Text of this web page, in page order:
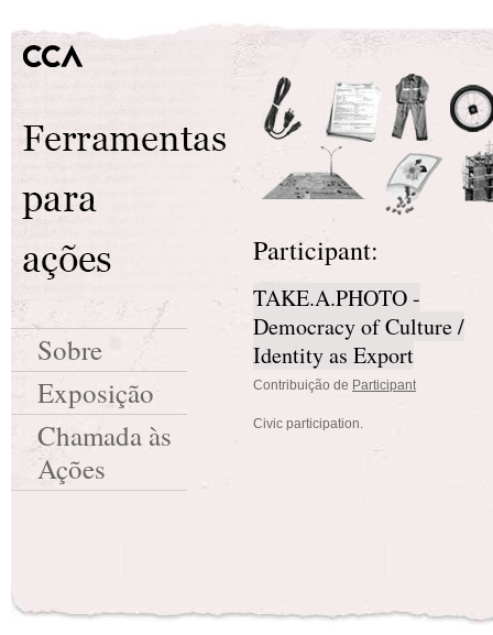
Participant:
TAKE.A.PHOTO -
Democracy of Culture /
Identity as Export
Contribuição de Participant
Civic participation.
Sobre
Exposição
Chamada às
Ações